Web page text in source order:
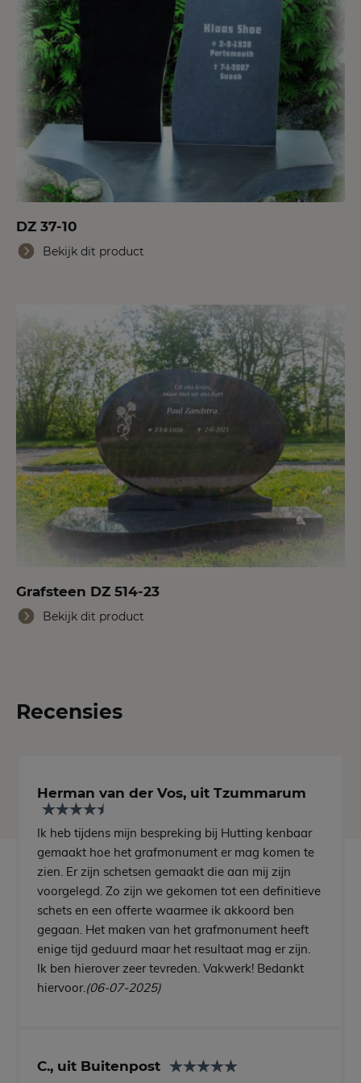
DZ 37-10
Bekijk dit product
Grafsteen DZ 514-23
Bekijk dit product
Recensies
Herman van der Vos, uit Tzummarum
Ik heb tijdens mijn bespreking bij Hutting kenbaar
gemaakt hoe het grafmonument er mag komen te
zien. Er zijn schetsen gemaakt die aan mij zijn
voorgelegd. Zo zijn we gekomen tot een definitieve
schets en een offerte waarmee ik akkoord ben
gegaan. Het maken van het grafmonument heeft
enige tijd geduurd maar het resultaat mag er zijn.
Ik ben hierover zeer tevreden. Vakwerk! Bedankt
hiervoor.(06-07-2025)
C., uit Buitenpost